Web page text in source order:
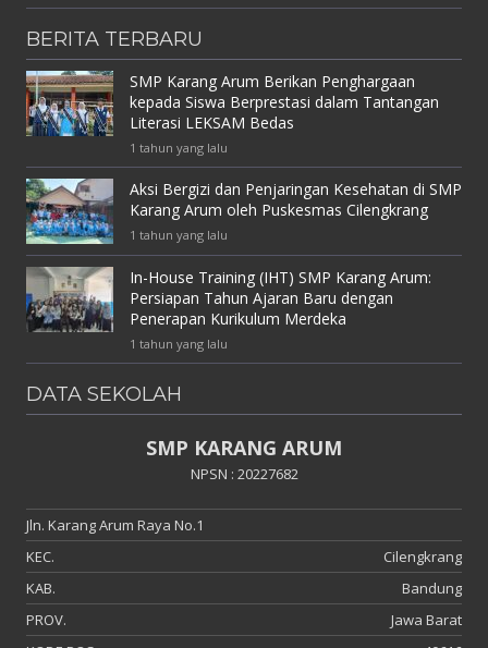
BERITA TERBARU
SMP Karang Arum Berikan Penghargaan
kepada Siswa Berprestasi dalam Tantangan
Literasi LEKSAM Bedas
1 tahun yang lalu
Aksi Bergizi dan Penjaringan Kesehatan di SMP
Karang Arum oleh Puskesmas Cilengkrang
1 tahun yang lalu
In-House Training (IHT) SMP Karang Arum:
Persiapan Tahun Ajaran Baru dengan
Penerapan Kurikulum Merdeka
1 tahun yang lalu
DATA SEKOLAH
SMP KARANG ARUM
NPSN : 20227682
Jln. Karang Arum Raya No.1
KEC.
Cilengkrang
KAB.
Bandung
PROV.
Jawa Barat